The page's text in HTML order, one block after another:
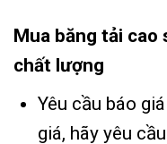
Mua băng tải cao
chất lượng
Yêu cầu báo
giá, hãy yêu